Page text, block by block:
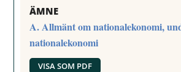
ÄMNE
A. Allmänt om nationalekonomi,
nationalekonomi
VISA SOM PDF